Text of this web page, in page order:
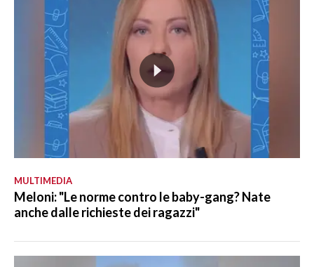
MULTIMEDIA
Meloni: "Le norme contro le baby-gang? Nate
anche dalle richieste dei ragazzi"